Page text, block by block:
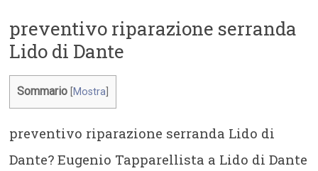
preventivo riparazione serranda
Lido di Dante
Sommario Mostra
preventivo riparazione serranda Lido di
Dante? Eugenio Tapparellista a Lido di Dante